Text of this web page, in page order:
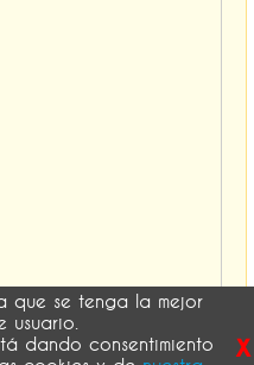
que se tenga la mejor
usuario.
dando consentimiento
x